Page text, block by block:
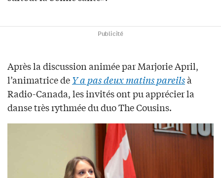
Publicité
Après la discussion animée par Marjorie April,
l’animatrice deY a pas deux matins pareilsà
Radio-Canada, les invités ont pu apprécier la
danse très rythmée du duo The Cousins.